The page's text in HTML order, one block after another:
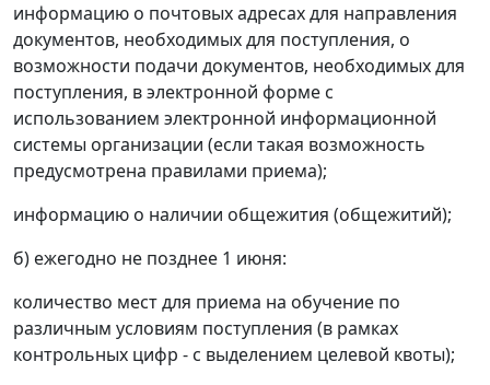
информацию о почтовых адресах для направления
документов, необходимых для поступления, о
возможности подачи документов, необходимых для
поступления, в электронной форме с
использованием электронной информационной
системы организации (если такая возможность
предусмотрена правилами приема);
информацию о наличии общежития (общежитий);
б) ежегодно не позднее 1 июня:
количество мест для приема на обучение по
различным условиям поступления (в рамках
контрольных цифр - с выделением целевой квоты);